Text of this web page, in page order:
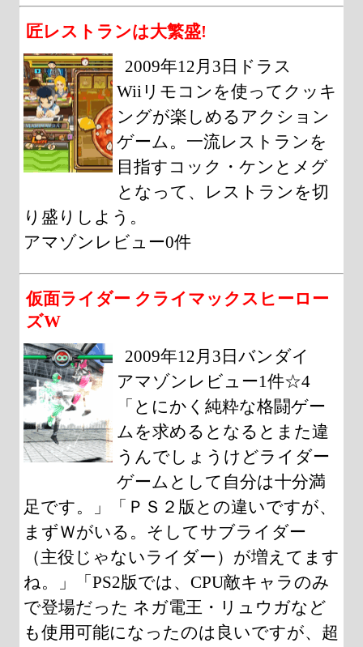
匠レストランは大繁盛!
2009年12月3日ドラス
Wiiリモコンを使ってクッキ
ングが楽しめるアクション
ゲーム。一流レストランを
目指すコック・ケンとメグ
となって、レストランを切
り盛りしよう。
アマゾンレビュー0件
仮面ライダー クライマックスヒーロー
ズW
2009年12月3日バンダイ
アマゾンレビュー1件☆4
「とにかく純粋な格闘ゲー
ムを求めるとなるとまた違
うんでしょうけどライダー
ゲームとして自分は十分満
足です。」「ＰＳ２版との違いですが、
まずＷがいる。そしてサブライダー
（主役じゃないライダー）が増えてます
ね。」「PS2版では、CPU敵キャラのみ
で登場だった ネガ電王・リュウガなど
も使用可能になったのは良いですが、超